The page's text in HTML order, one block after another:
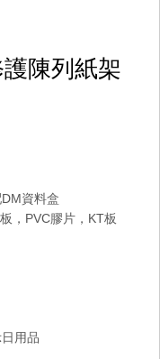
陳列紙架
資料盒
，PVC膠片，KT板
用品